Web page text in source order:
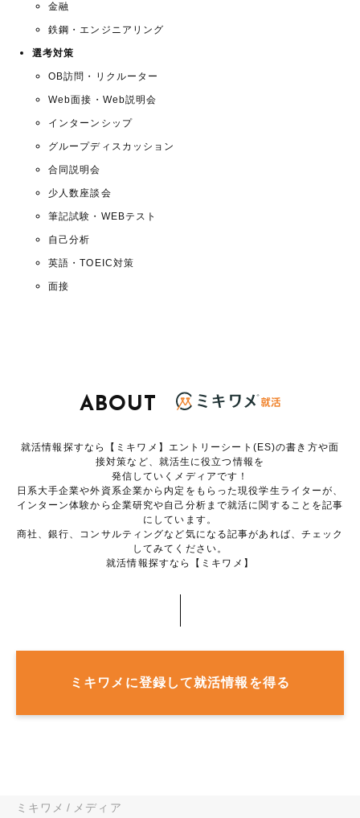
金融
鉄鋼・エンジニアリング
選考対策
OB訪問・リクルーター
Web面接・Web説明会
インターンシップ
グループディスカッション
合同説明会
少人数座談会
筆記試験・WEBテスト
自己分析
英語・TOEIC対策
面接
ABOUT
就活情報探すなら【ミキワメ】エントリーシート(ES)の書き方や面
接対策など、就活生に役立つ情報を
発信していくメディアです！
日系大手企業や外資系企業から内定をもらった現役学生ライターが、
インターン体験から企業研究や自己分析まで就活に関することを記事
にしています。
商社、銀行、コンサルティングなど気になる記事があれば、チェック
してみてください。
就活情報探すなら【ミキワメ】
ミキワメに登録して就活情報を得る
ミキワメ メディア